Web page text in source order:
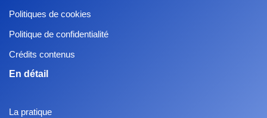
Politiques de cookies
Politique de confidentialité
Crédits contenus
En détail
La pratique